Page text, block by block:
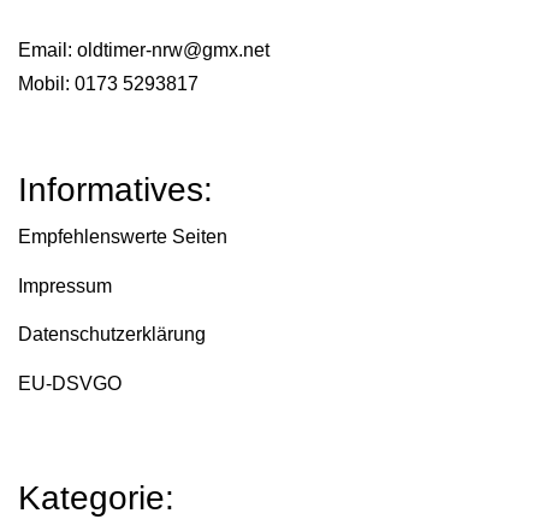
Email: oldtimer-nrw@gmx.net
Mobil: 0173 5293817
Informatives:
Empfehlenswerte Seiten
Impressum
Datenschutzerklärung
EU-DSVGO
Kategorie: